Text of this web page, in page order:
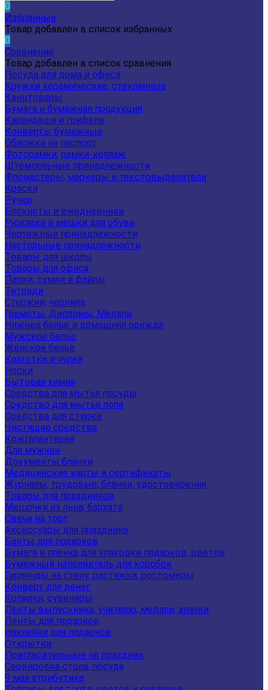
0
Избранные
Товар добавлен в список избранных
0
Сравнение
Товар добавлен в список сравнения
Посуда для дома и офиса
Кружки керамические, стеклянные
Канцтовары
Бумага и бумажная продукция
Карандаши и грифели
Конверты бумажные
Обложки на паспорт
Фоторамки, рамки-коллаж
Штемпельные принадлежности
Фломастеры, маркеры и текстовыделители
Краски
Ручки
Блокноты и ежедневники
Рюкзаки и мешки для обуви
Чертежные принадлежности
Настольные принадлежности
Товары для школы
Товары для офиса
Папки, сумки и файлы
Тетради
Стержни, чернила
Грамоты, Дипломы, Медали
Нижнее белье и домашняя одежда
Мужское белье
Женское белье
Колготки и чулки
Носки
Бытовая химия
Средства для мытья посуды
Средство для мытья пола
Средства для стирки
Чистящие средства
Кожгалантерея
Для мужчин
Документы бланки
Медицинские карты и сертификаты
Журналы, трудовые, бланки, удостоверения
Товары для праздников
Мешочки из льна, бархата
Свечи на торт
Аксессуары для праздника
Банты для подарков
Бумага и пленка для упаковки подарков, цветов
Бумажный наполнитель для коробок
Гирлянды на стену, растяжки, ростомеры
Конверт для денег
Копилки, сувениры
Ленты выпускника, учителю, медали, значки
Ленты для подарков
Наклейки для подарков
Открытки
Пригласительные на праздник
Сервировка стола, посуда
9 мая атрибутика